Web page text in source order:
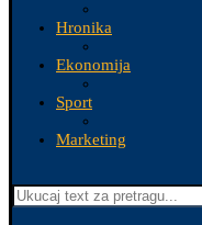
Hronika
Ekonomija
Sport
Marketing